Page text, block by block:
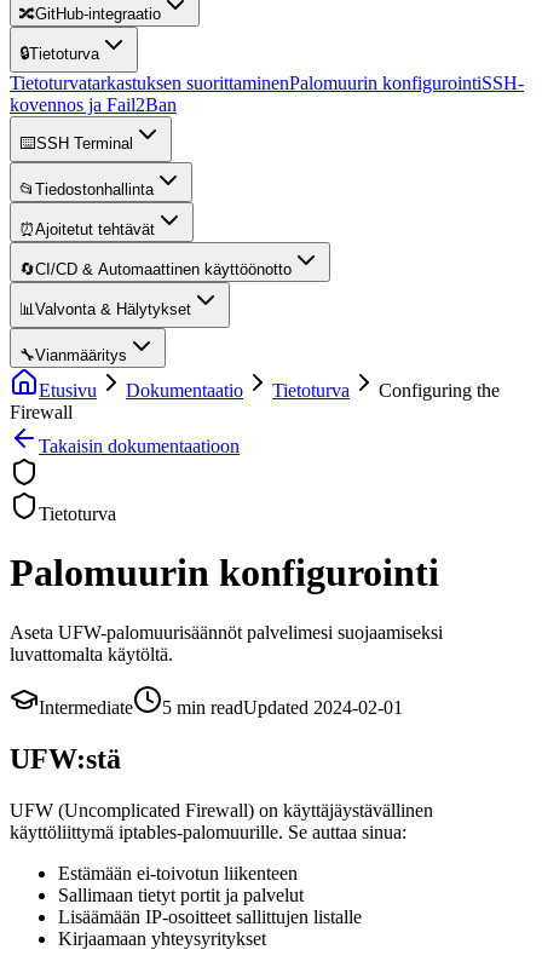
🔀GitHub-integraatio
🔒Tietoturva
Tietoturvatarkastuksen suorittaminenPalomuurin konfigurointiSSH-
kovennos ja Fail2Ban
⌨️SSH Terminal
📂 Tiedostonhallinta
⏰Ajoitetut tehtävät
🔄CI/CD & Automaattinen käyttöönotto
📊Valvonta & Hälytykset
🔧Vianmääritys
Etusivu Dokumentaatio Tietoturva
Configuring the
Firewall
Takaisin dokumentaatioon
Tietoturva
Palomuurin konfigurointi
Aseta UFW-palomuurisäännöt palvelimesi suojaamiseksi
luvattomalta käytöltä.
Intermediate 5 min readUpdated 2024-02-01
UFW:stä
UFW (Uncomplicated Firewall) on käyttäjäystävällinen
käyttöliittymä iptables-palomuurille. Se auttaa sinua:
Estämään ei-toivotun liikenteen
Sallimaan tietyt portit ja palvelut
Lisäämään IP-osoitteet sallittujen listalle
Kirjaamaan yhteysyritykset